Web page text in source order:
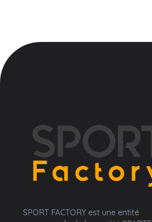
SPORT FACTORY est une entité